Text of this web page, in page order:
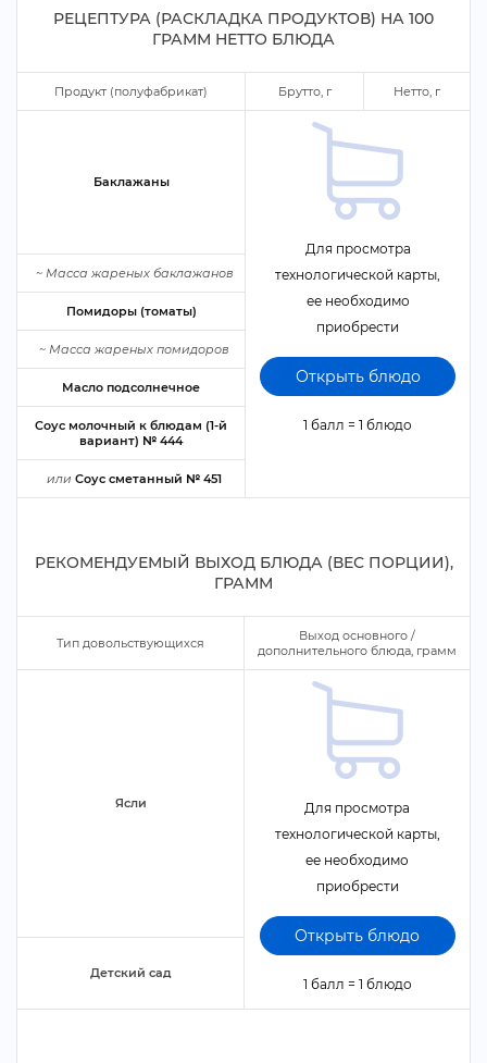
РЕЦЕПТУРА (РАСКЛАДКА ПРОДУКТОВ) НА 100
ГРАММ НЕТТО БЛЮДА
Продукт (полуфабрикат) Брутто, Нетто,
Баклажаны
Для просмотра
технологической карты,
ее необходимо
приобрести
Открыть блюдо
1 балл = 1 блюдо
~ Масса жареных баклажано
Помидоры (томаты)
~ Масса жареных помидоро
Масло подсолнечное
Соус молочный к блюдам (1-й
ариант) № 444
или Соус сметанный № 451
РЕКОМЕНДУЕМЫЙ ВЫХОД БЛЮДА (ВЕС ПОРЦИИ),
ГРАММ
Тип довольствующихся
ыход основного /
дополнительного блюда, грамм
Ясли
Для просмотра
технологической карты,
ее необходимо
приобрести
Открыть блюдо
1 балл = 1 блюдо
Детский сад